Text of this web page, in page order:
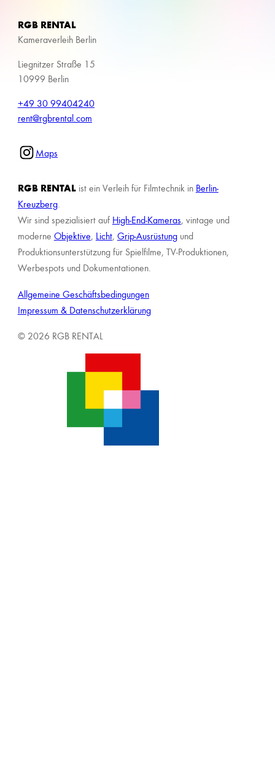
RGB RENTAL
Kameraverleih Berlin
Liegnitzer Straße 15
10999 Berlin
+49 30 99404240
rent@rgbrental.com
Maps
RGB RENTAList ein Verleih für Filmtechnik in Berlin-
Kreuzberg.
Wir sind spezialisiert auf High-End-Kameras, vintage und
moderne Objektive, Licht, Grip-Ausrüstungund
Produktionsunterstützung für Spielfilme, TV-Produktionen,
Werbespots und Dokumentationen.
Allgemeine Geschäftsbedingungen
Impressum & Datenschutzerklärung
© 2026 RGB RENTAL